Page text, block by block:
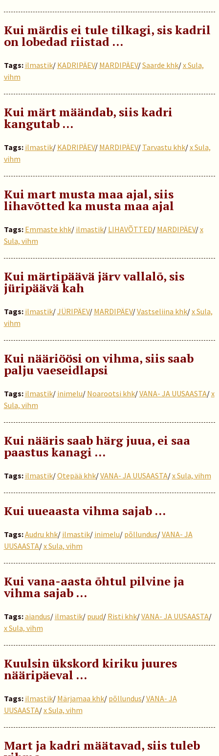
Kui märdis ei tule tilkagi, sis kadril
on lobedad riistad …
Tags: ilmastik/ KADRIPÄEV/ MARDIPÄEV/Saarde khk/x Sula,
vihm
Kui märt määndab, siis kadri
kangutab …
Tags: ilmastik/ KADRIPÄEV/ MARDIPÄEV/ Tarvastu khk/x Sula,
vihm
Kui mart musta maa ajal, siis
lihavõtted ka musta maa ajal
Tags: Emmaste khk/ ilmastik/ LIHAVÕTTED/ MARDIPÄEV/x
Sula, vihm
Kui märtipäävä järv vallalõ, sis
jüripäävä kah
Tags: ilmastik/JÜRIPÄEV/ MARDIPÄEV/Vastseliina khk/x Sula,
vihm
Kui nääriöösi on vihma, siis saab
palju vaeseidlapsi
Tags: ilmastik/ inimelu/ Noarootsi khk/VANA- JA UUSAASTA/x
Sula, vihm
Kui nääris saab härg juua, ei saa
paastus kanagi …
Tags: ilmastik/Otepää khk/VANA- JA UUSAASTA/x Sula, vihm
Kui uueaasta vihma sajab …
Tags:Audru khk/ ilmastik/ inimelu/ põllundus/VANA- JA
UUSAASTA/x Sula, vihm
Kui vana-aasta õhtul pilvine ja
vihma sajab …
Tags:aiandus/ ilmastik/ puud/ Risti khk/VANA- JA UUSAASTA/
x Sula, vihm
Kuulsin ükskord kiriku juures
nääripäeval …
Tags: ilmastik/ Märjamaa khk/ põllundus/VANA- JA
UUSAASTA/x Sula, vihm
Mart ja kadri määtavad, siis tuleb